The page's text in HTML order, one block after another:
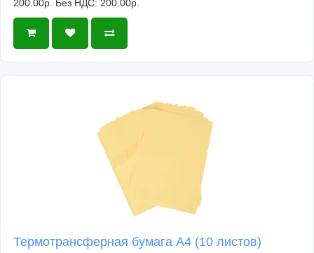
200.00р. Без НДС: 200.00р.
Термотрансферная бумага А4 (10 листов)